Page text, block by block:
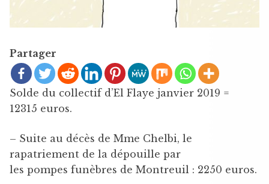
Partager
Solde du collectif d’El Flaye janvier 2019 =
12315 euros.
– Suite au décès de Mme Chelbi, le
rapatriement de la dépouille par
les pompes funèbres de Montreuil : 2250 euros.